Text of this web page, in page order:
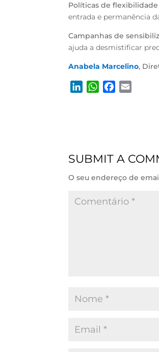
Políticas de flexibilidade
entrada e permanência
Campanhas de
ajuda a desmistificar
Anabela Marcelino,
I
W
p
p
o
SUBMIT A
O seu endereço de